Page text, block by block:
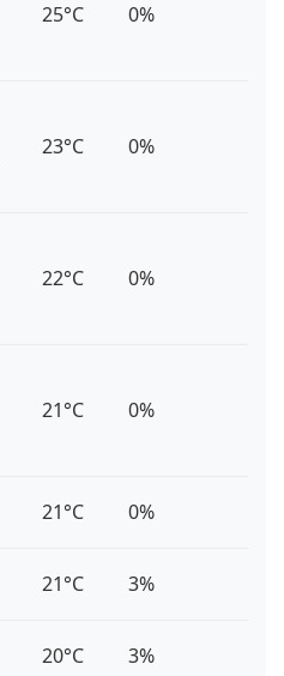
25°C 0%
23°C 0%
22°C 0%
21°C 0%
21°C 0%
21°C 3%
20°C 3%